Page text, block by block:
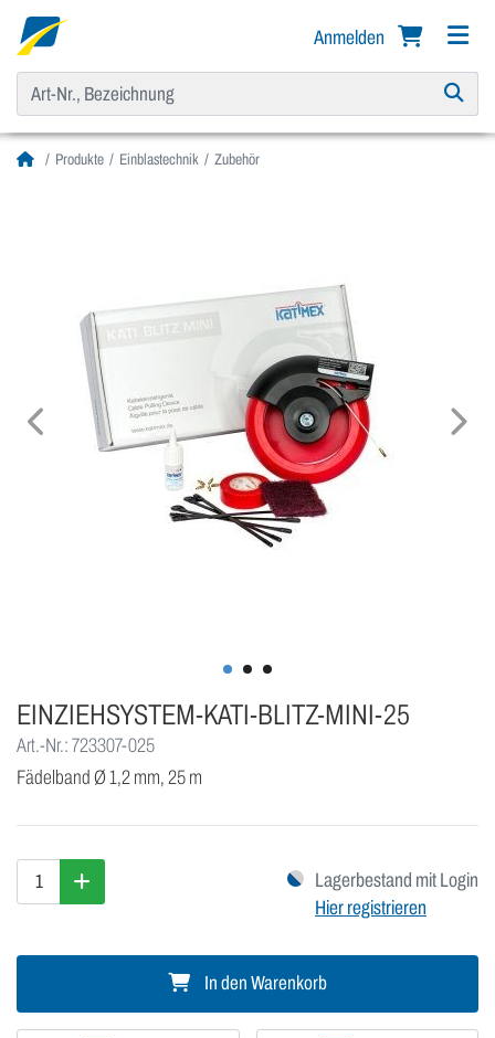
Anmelden
Produkte Einblastechnik Zubehör
EINZIEHSYSTEM-KATI-BLITZ-MINI-25
Art.-Nr.: 723307-025
Fädelband Ø 1,2 mm, 25 m
Lagerbestand mit Login
Hier registrieren
In den Warenkorb